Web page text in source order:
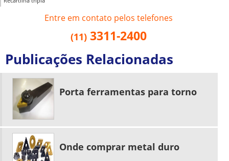
Entre em contato pelos telefones
(11) 3311-2400
Publicações Relacionadas
Porta ferramentas para torno
Onde comprar metal duro